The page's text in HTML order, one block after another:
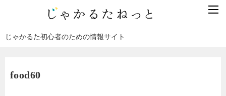
じゃかるた初心者のための情報サイト
food60